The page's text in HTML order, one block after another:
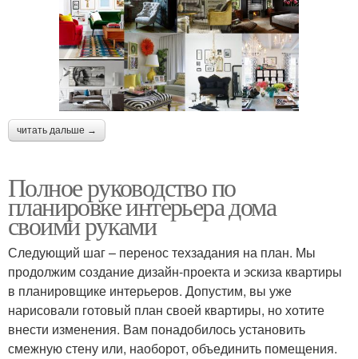
читать дальше →
Полное руководство по
планировке интерьера дома
своими руками
Следующий шаг – перенос техзадания на план. Мы
продолжим создание дизайн-проекта и эскиза квартиры
в планировщике интерьеров. Допустим, вы уже
нарисовали готовый план своей квартиры, но хотите
внести изменения. Вам понадобилось установить
смежную стену или, наоборот, объединить помещения.